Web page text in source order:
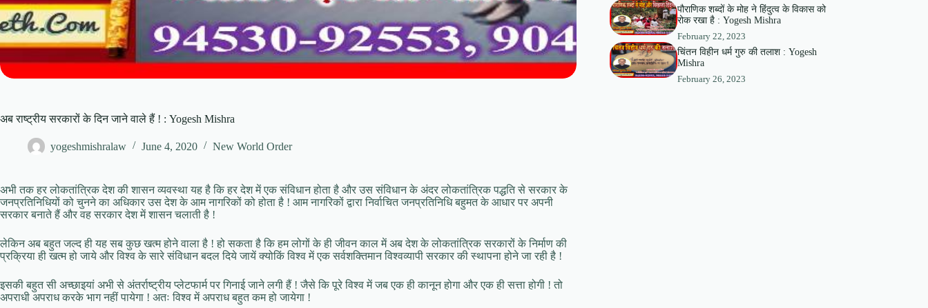
अब राष्ट्रीय सरकारों के दिन जाने वाले हैं ! : Yogesh Mishra
yogeshmishralaw June 4, 2020 New World Order
अभी तक हर लोकतांत्रिक देश की शासन व्यवस्था यह है कि हर देश में एक संविधान होता है और उस संविधान के अंदर लोकतांत्रिक पद्धति से सरकार के
जनप्रतिनिधियों को चुनने का अधिकार उस देश के आम नागरिकों को होता है ! आम नागरिकों द्वारा निर्वाचित जनप्रतिनिधि बहुमत के आधार पर अपनी
सरकार बनाते हैं और वह सरकार देश में शासन चलाती है !
लेकिन अब बहुत जल्द ही यह सब कुछ खत्म होने वाला है ! हो सकता है कि हम लोगों के ही जीवन काल में अब देश के लोकतांत्रिक सरकारों के निर्माण की
प्रक्रिया ही खत्म हो जाये और विश्व के सारे संविधान बदल दिये जायें क्योकिं विश्व में एक सर्वशक्तिमान विश्वव्यापी सरकार की स्थापना होने जा रही है !
इसकी बहुत सी अच्छाइयां अभी से अंतर्राष्ट्रीय प्लेटफार्म पर गिनाई जाने लगी हैं ! जैसे कि पूरे विश्व में जब एक ही कानून होगा और एक ही सत्ता होगी ! तो
अपराधी अपराध करके भाग नहीं पायेगा ! अतः विश्व में अपराध बहुत कम हो जायेगा !
पौराणिक शब्दों के मोह ने हिंदुत्व के विकास को
रोक रखा है : Yogesh Mishra
February 22, 2023
चिंतन विहीन धर्म गुरु की तलाश : Yogesh
Mishra
February 26, 2023